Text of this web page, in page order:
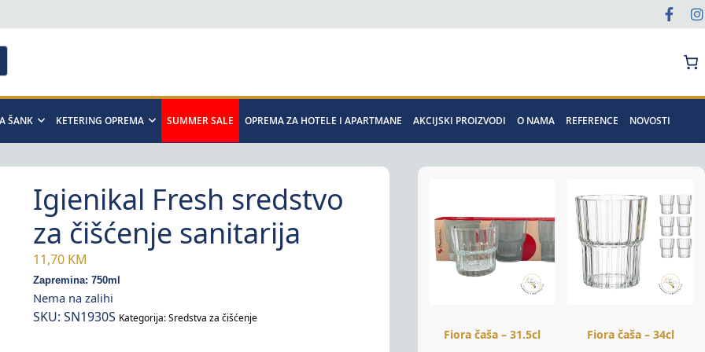
ŠANK KETERING OPREMA SUMMER SALE OPREMA ZA HOTELE I APARTMANE AKCIJSKI PROIZVODI O NAMA REFERENCE NOVOSTI
Igienikal Fresh sredstvo
za čišćenje sanitarija
11,70 KM
Zapremina: 750ml
Nema na zalihi
SKU: SN1930S Kategorija:Sredstva za čišćenje
Fiora čaša – 31.5cl
Fiora čaša – 34cl